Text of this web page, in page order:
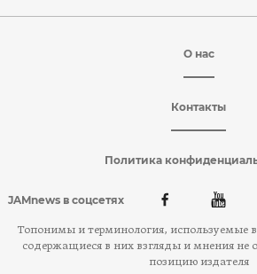
О нас
Контакты
Политика
JAMnews в соцсетях
Топонимы и терминология, используемые
содержащиеся в них взгляды и мнения не
позицию издателя